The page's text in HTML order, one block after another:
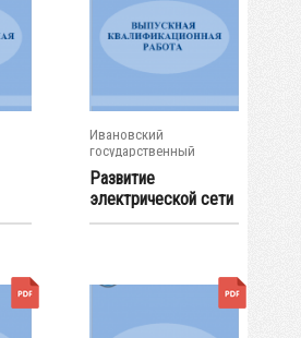
Ивановский
государственный
энергетический...
Развитие
электрической сети
района нагрузок...